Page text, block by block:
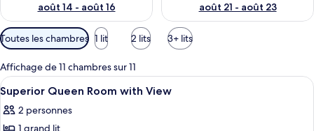
août 14 - août 16
août 21 - août 23
Filtres
disponibles
pour
les
chambres
Toutes les chambres 1 lit 2 lits 3+ lits
Affichage de 11 chambres sur 11
Afficher
toutes
les
Coffres-forts dans les chambres,
5
Superior Queen Room with View
2 personnes
1 grand lit